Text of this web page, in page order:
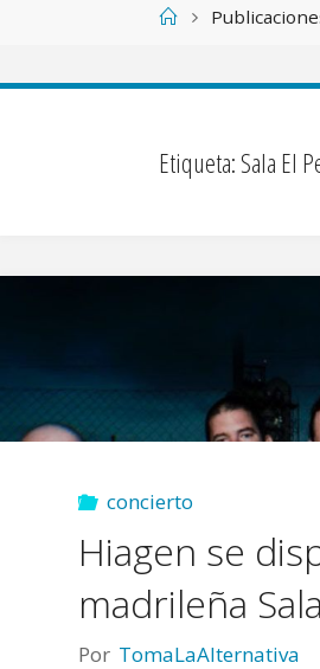
Página
Inicio
Etiqueta: Sala El
concierto
Hiagen se
madrileña
Por TomaLaAlternativa